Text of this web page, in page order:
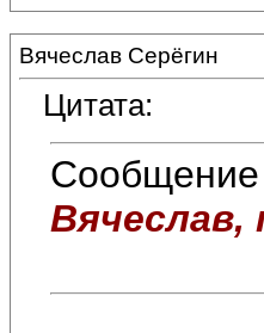
Вячеслав Серёгин
Цитата:
Сообщение
Вячеслав,